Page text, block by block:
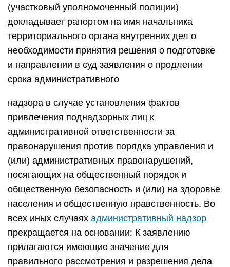
(участковый уполномоченный полиции)
докладывает рапортом на имя начальника
территориального органа внутренних дел о
необходимости принятия решения о подготовке
и направлении в суд заявления о продлении
срока административного
надзора в случае установления фактов
привлечения поднадзорных лиц к
административной ответственности за
правонарушения против порядка управления и
(или) административных правонарушений,
посягающих на общественный порядок и
общественную безопасность и (или) на здоровье
населения и общественную нравственность. Во
всех иных случаях административный надзор
прекращается на основании: К заявлению
прилагаются имеющие значение для
правильного рассмотрения и разрешения дела